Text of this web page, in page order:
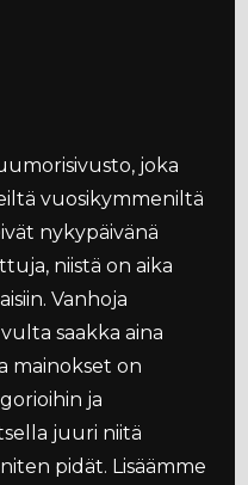
joka
vuosikymmeniltä
nykypäivänä
niistä on aika
Vanhoja
saakka aina
mainokset on
ja
juuri niitä
pidät. Lisäämme